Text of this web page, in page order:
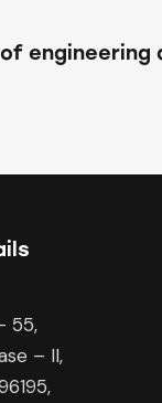
55,
– II,